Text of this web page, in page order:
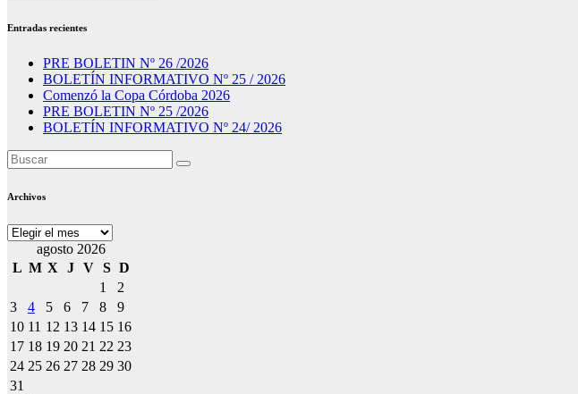
Entradas recientes
PRE BOLETIN Nº 26 /2026
BOLETÍN INFORMATIVO Nº 25 / 2026
Comenzó la Copa Córdoba 2026
PRE BOLETIN Nº 25 /2026
BOLETÍN INFORMATIVO Nº 24/ 2026
Archivos
Archivos
agosto 2026
L M X J V S D
1
2
3
4 5 6 7 8
9
10 11 12 13 14 15 16
17 18 19 20 21 22 23
24 25 26 27 28 29 30
31